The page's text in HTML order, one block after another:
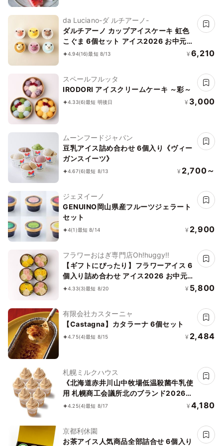
da Luciano-ダ ルチアーノ-
ダルチアーノ カップアイスケーキ 虹色
こぐま 6個セット アイス2026 お中元
2026
4.94(16)最短 8/13 ¥ 6,210
スペールフルッタ
IRODORI アイスクリームケーキ ～彩～
4.33(6)最短 明後日 ¥ 3,000
ムーンフードジャパン
豆乳アイス詰め合わせ 6個入り《ヴィー
ガンスイーツ》
4.67(6)最短 8/13 ¥ 2,700～
ジェヌイーノ
GENUINO岡山県産フルーツジェラート
セット
4(1)最短 8/14 ¥ 2,900
フラワーおはぎ専門店Oh!huggy!!
【ギフトにぴったり】フラワーアイス 6
個入り詰め合わせ アイス2026 お中元
2026
4.33(3)最短 8/20 ¥ 5,800
有限会社カスターニャ
【Castagna】カタラーナ 6個セット
4.75(4)最短 8/15 ¥ 2,484
札幌ミルクハウス
《北海道赤井川山中牧場低温殺菌牛乳使
用 札幌商工会議所北のブランド2026認
証品》カフェオレソフトクリーム 8個セ
4.25(4)最短 8/17 ¥ 4,180
京都利休園
お茶アイス人気商品全部詰合せ 6個入り